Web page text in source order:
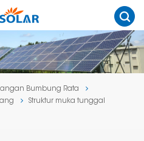
Bumbung Rata
Struktur muka tunggal